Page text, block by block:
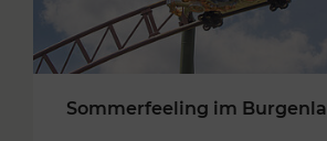
Sommerfeeling im